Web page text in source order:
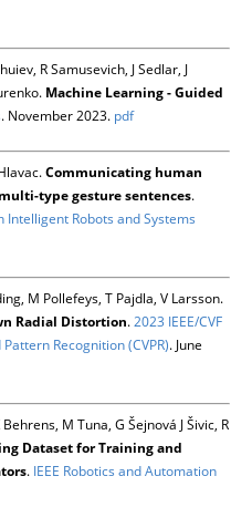
R Samusevich, J Sedlar, J
Machine Learning - Guided
. November 2023. pdf
Communicating human
type gesture sentences.
Intelligent Robots and Systems
M Pollefeys, T Pajdla, V Larsson.
Radial Distortion.2023 IEEE/CVF
Recognition (CVPR). June
M Tuna, G Šejnová J Šivic, R
Dataset for Training and
. IEEE Robotics and Automation